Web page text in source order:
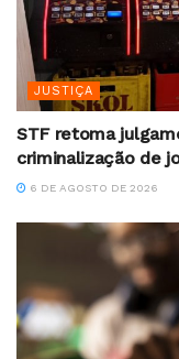
JUSTIÇA
STF retoma
criminalização de
6 DE AGOSTO DE 2026